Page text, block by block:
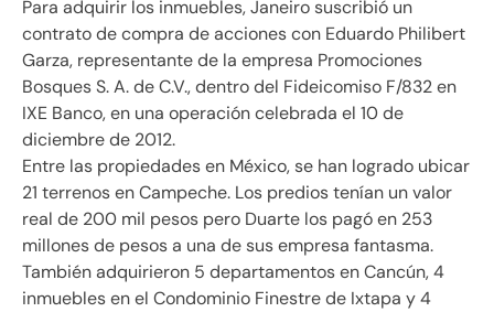
Para adquirir los inmuebles, Janeiro suscribió un
contrato de compra de acciones con Eduardo Philibert
Garza, representante de la empresa Promociones
Bosques S. A. de C.V., dentro del Fideicomiso F/832 en
IXE Banco, en una operación celebrada el 10 de
diciembre de 2012.
Entre las propiedades en México, se han logrado ubicar
21 terrenos en Campeche. Los predios tenían un valor
real de 200 mil pesos pero Duarte los pagó en 253
millones de pesos a una de sus empresa fantasma.
También adquirieron 5 departamentos en Cancún, 4
inmuebles en el Condominio Finestre de Ixtapa y 4